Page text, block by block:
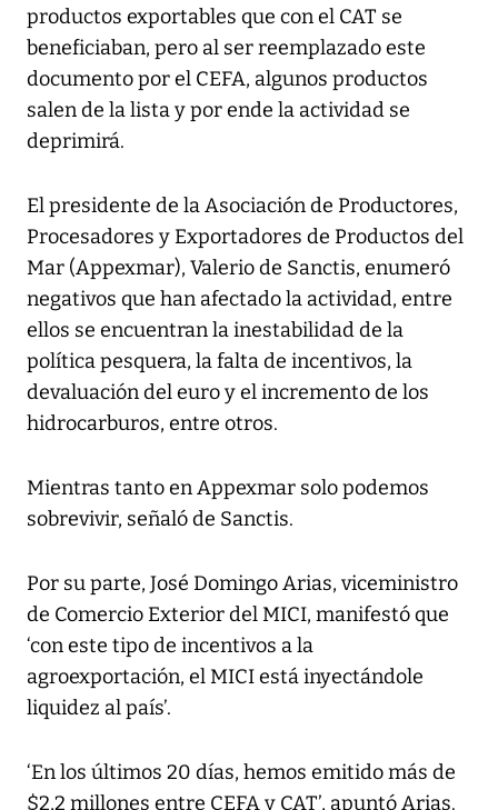
productos exportables que con el CAT se
beneficiaban, pero al ser reemplazado este
documento por el CEFA, algunos productos
salen de la lista y por ende la actividad se
deprimirá.
El presidente de la Asociación de Productores,
Procesadores y Exportadores de Productos del
Mar (Appexmar), Valerio de Sanctis, enumeró
negativos que han afectado la actividad, entre
ellos se encuentran la inestabilidad de la
política pesquera, la falta de incentivos, la
devaluación del euro y el incremento de los
hidrocarburos, entre otros.
Mientras tanto en Appexmar solo podemos
sobrevivir, señaló de Sanctis.
Por su parte, José Domingo Arias, viceministro
de Comercio Exterior del MICI, manifestó que
‘con este tipo de incentivos a la
agroexportación, el MICI está inyectándole
liquidez al país’.
‘En los últimos 20 días, hemos emitido más de
$2,2 millones entre CEFA y CAT’, apuntó Arias.